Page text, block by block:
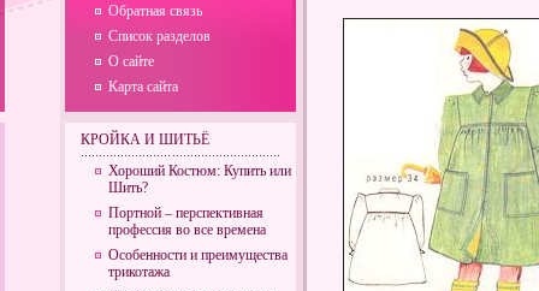
Обратная связь
Список разделов
О сайте
Карта сайта
КРОЙКА И ШИТЬЁ
Хороший Костюм: Купить или
Шить?
Портной – перспективная
профессия во все времена
Особенности и преимущества
трикотажа